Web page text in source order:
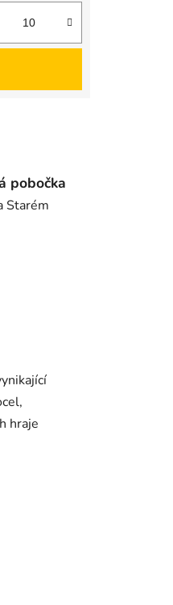
pobočka
Starém
hraje